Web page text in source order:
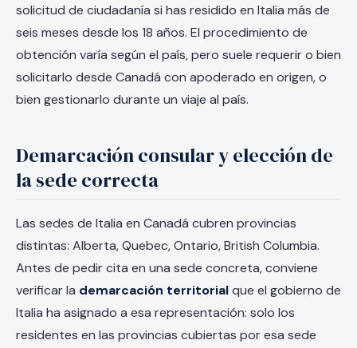
solicitud de ciudadanía si has residido en Italia más de
seis meses desde los 18 años. El procedimiento de
obtención varía según el país, pero suele requerir o bien
solicitarlo desde Canadá con apoderado en origen, o
bien gestionarlo durante un viaje al país.
Demarcación consular y elección de
la sede correcta
Las sedes de Italia en Canadá cubren provincias
distintas: Alberta, Quebec, Ontario, British Columbia.
Antes de pedir cita en una sede concreta, conviene
verificar la demarcación territorialque el gobierno de
Italia ha asignado a esa representación: solo los
residentes en las provincias cubiertas por esa sede